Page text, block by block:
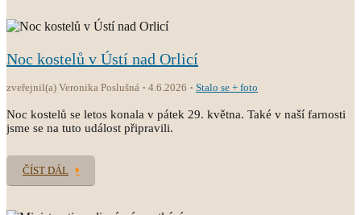
Noc kostelů v Ústí nad Orlicí
zveřejnil(a) Veronika Poslušná 4.6.2026 Stalo se + foto
Noc kostelů se letos konala v pátek 29. května. Také v naší farnosti
jsme se na tuto událost připravili.
ČÍST DÁL